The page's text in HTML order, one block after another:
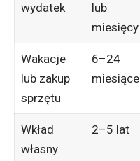
wydatek
lub
miesięcy
Wakacje
lub zakup
sprzętu
6–24
miesiące
Wkład
własny
2–5 lat